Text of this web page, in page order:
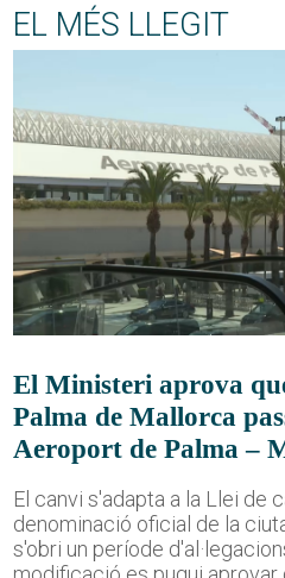
EL MÉS LLEGIT
El Ministeri aprova
Palma de Mallorca
Aeroport de Palma –
El canvi s'adapta a la Llei de
denominació oficial de la
s'obri un període